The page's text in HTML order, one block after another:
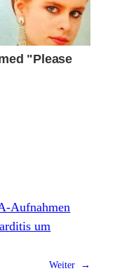
Aufnahmen
um
Weiter →